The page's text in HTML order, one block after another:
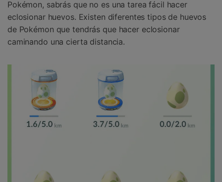
Pokémon, sabrás que no es una tarea fácil hacer
eclosionar huevos. Existen diferentes tipos de huevos
de Pokémon que tendrás que hacer eclosionar
caminando una cierta distancia.